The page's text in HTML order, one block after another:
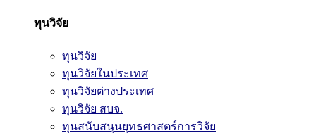
ทุนวิจัย
ทุนวิจัย
ทุนวิจัยในประเทศ
ทุนวิจัยต่างประเทศ
ทุนวิจัย สบจ.
ทุนสนับสนุนยุทธศาสตร์การวิจัย